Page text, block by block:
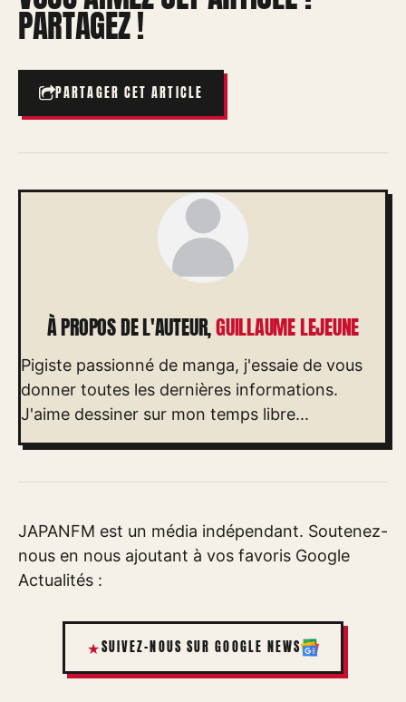
PARTAGEZ !
PARTAGER CET ARTICLE
À PROPOS DE L'AUTEUR,GUILLAUME LEJEUNE
Pigiste passionné de manga, j'essaie de vous
donner toutes les dernières informations.
J'aime dessiner sur mon temps libre...
JAPANFM est un média indépendant. Soutenez-
nous en nous ajoutant à vos favoris Google
Actualités :
SUIVEZ-NOUS SUR GOOGLE NEWS